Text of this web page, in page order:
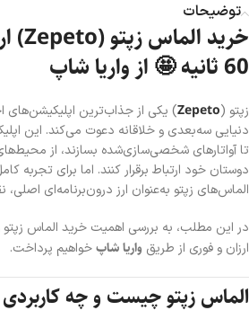
توضیحات
خرید الماس زپتو (Zepeto) ارزان
60 ثانیه 🤩
از واریا شاپ
زپتو (Zepeto) یکی از جذاب‌ترین اپلیکیشن‌های
دنیایی سه‌بعدی و خلاقانه دعوت می‌کند. این
تا آواتارهای شخصی‌سازی‌شده بسازند، از
دوستان خود ارتباط برقرار کنند. اما برای تجربه
الماس‌های زپتو به‌عنوان ارز درون‌برنامه‌ای
در این مطلب، به بررسی اهمیت خرید الماس
ارزان و فوری از طریق واریا شاپخواهیم پرداخت.
الماس زپتو چیست و چه کاربردی